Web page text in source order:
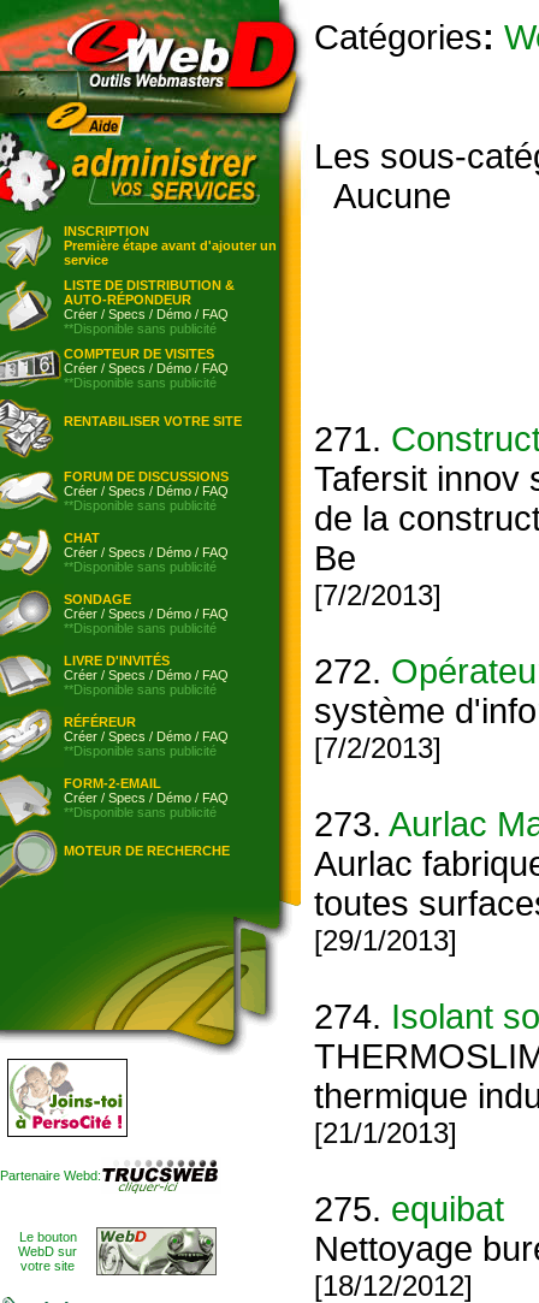
INSCRIPTION
Première étape avant d'ajouter un
service
LISTE DE DISTRIBUTION &
AUTO-RÉPONDEUR
Créer / Specs / Démo / FAQ
**Disponible sans publicité
COMPTEUR DE VISITES
Créer / Specs / Démo / FAQ
**Disponible sans publicité
RENTABILISER VOTRE SITE
FORUM DE DISCUSSIONS
Créer / Specs / Démo / FAQ
**Disponible sans publicité
CHAT
Créer / Specs / Démo / FAQ
**Disponible sans publicité
SONDAGE
Créer / Specs / Démo / FAQ
**Disponible sans publicité
LIVRE D'INVITÉS
Créer / Specs / Démo / FAQ
**Disponible sans publicité
RÉFÉREUR
Créer / Specs / Démo / FAQ
**Disponible sans publicité
FORM-2-EMAIL
Créer / Specs / Démo / FAQ
**Disponible sans publicité
MOTEUR DE RECHERCHE
Partenaire Webd:
Le bouton
WebD sur
votre site
Catégories:
Les sous-
Aucune
271.
Tafersit innov
de la
Be
[7/2/2013]
272.
système
[7/2/2013]
273. Aurlac
Aurlac
toutes
[29/1/2013]
274. Isolant
thermique
[21/1/2013]
275. equibat
Nettoyage
[18/12/2012]